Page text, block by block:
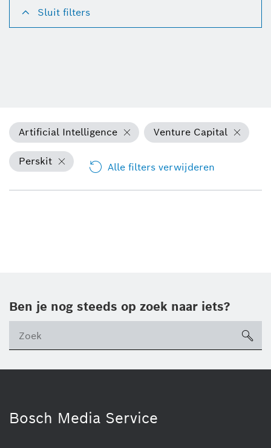
Sluit filters
Artificial Intelligence Venture Capital
Perskit Alle filters verwijderen
Ben je nog steeds op zoek naar iets?
Bosch Media Service